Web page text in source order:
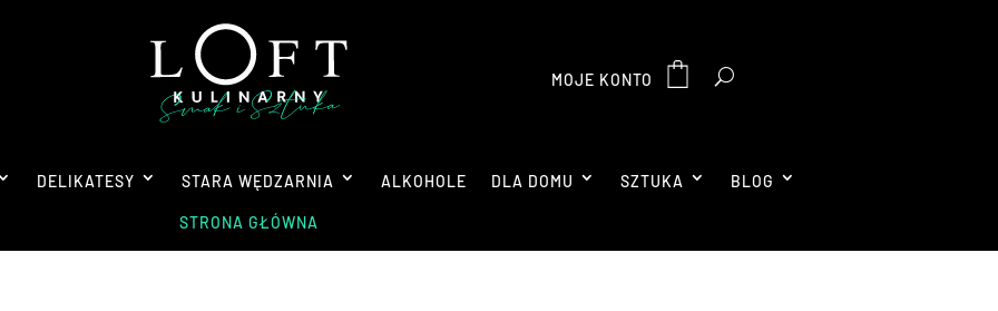
MOJE KONTO
DELIKATESY STARA WĘDZARNIA ALKOHOLE DLA DOMU SZTUKA BLOG
STRONA GŁÓWNA